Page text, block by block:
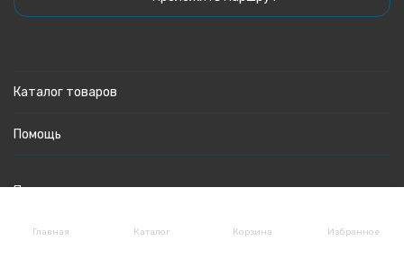
Главная Каталог Корзина Избранное
Каталог товаров
Помощь
Политика персональных данных